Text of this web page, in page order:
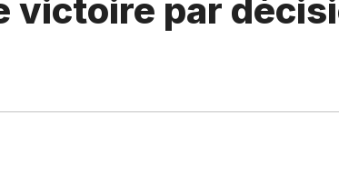
victoire par